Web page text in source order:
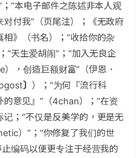
“本电子邮件之陈述非本人观
对付我”（页尾注）；《无政府
相》（书名）；“收拾你的杂
“天生爱胡闹”；“加入无良企
），创造巨额财富”（伊恩 ．
〕 ）；“为何『流行科
的意见』”（4chan）；“在资
；“不仅是反美学的，更是无
）”；“你修复了我们的世
止编码以便更专注于经营我的